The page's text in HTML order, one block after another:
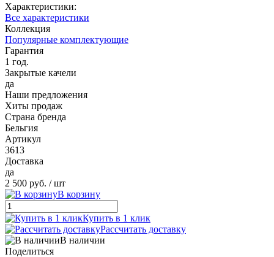
Характеристики:
Все характеристики
Коллекция
Популярные комплектующие
Гарантия
1 год.
Закрытые качели
да
Наши предложения
Хиты продаж
Страна бренда
Бельгия
Артикул
3613
Доставка
да
2 500 руб. / шт
В корзину
Купить в 1 клик
Рассчитать доставку
В наличии
Поделиться